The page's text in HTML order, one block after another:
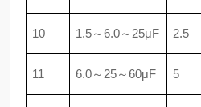
10 1.5～6.0～25μF 2.5
11 6.0～25～60μF 5